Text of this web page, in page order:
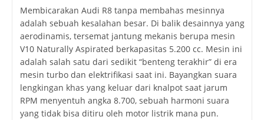
Membicarakan Audi R8 tanpa membahas mesinnya
adalah sebuah kesalahan besar. Di balik desainnya yang
aerodinamis, tersemat jantung mekanis berupa mesin
V10 Naturally Aspirated berkapasitas 5.200 cc. Mesin ini
adalah salah satu dari sedikit “benteng terakhir” di era
mesin turbo dan elektrifikasi saat ini. Bayangkan suara
lengkingan khas yang keluar dari knalpot saat jarum
RPM menyentuh angka 8.700, sebuah harmoni suara
yang tidak bisa ditiru oleh motor listrik mana pun.